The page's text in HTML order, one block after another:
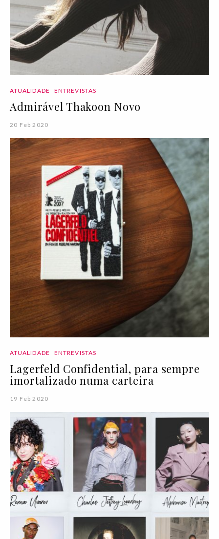
ATUALIDADE ENTREVISTAS
Admirável Thakoon Novo
20 Feb 2020
ATUALIDADE ENTREVISTAS
Lagerfeld Confidential, para sempre
imortalizado numa carteira
19 Feb 2020